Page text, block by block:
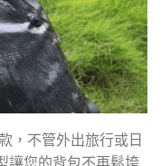
，不管外出旅行或日
讓您的背包不再鬆垮